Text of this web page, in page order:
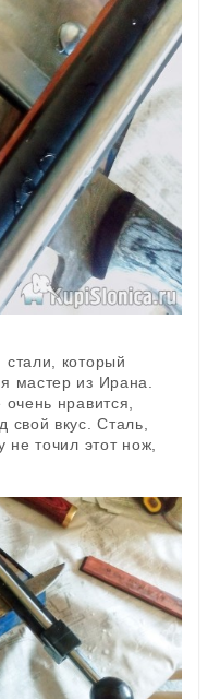
который
мастер из Ирана.
нравится,
свой вкус. Сталь,
точил этот нож,